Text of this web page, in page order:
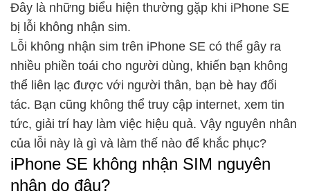
Đây là những biểu hiện thường gặp khi iPhone SE
bị lỗi không nhận sim.
Lỗi không nhận sim trên iPhone SE có thể gây ra
nhiều phiền toái cho người dùng, khiến bạn không
thể liên lạc được với người thân, bạn bè hay đối
tác. Bạn cũng không thể truy cập internet, xem tin
tức, giải trí hay làm việc hiệu quả. Vậy nguyên nhân
của lỗi này là gì và làm thế nào để khắc phục?
iPhone SE không nhận SIM nguyên
nhân do đâu?